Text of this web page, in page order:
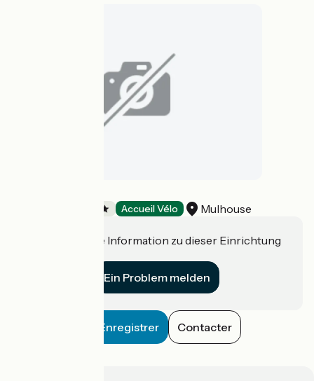
Accueil Vélo Mulhouse
Haben Sie eine Information zu dieser Einrichtung
Ein Problem melden
Enregistrer Contacter